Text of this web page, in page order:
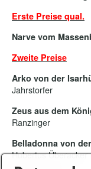
Erste Preise qual.
Narve vom
Zweite Preise
Arko von der
Jahrstorfer
Zeus aus dem
Ranzinger
Belladonna von
Hubertus Überacker